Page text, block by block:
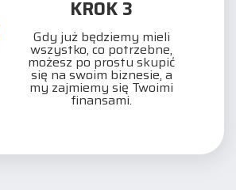
KROK 3
Gdy już będziemy mieli
wszystko, co potrzebne,
możesz po prostu skupić
się na swoim biznesie, a
my zajmiemy się Twoimi
finansami.